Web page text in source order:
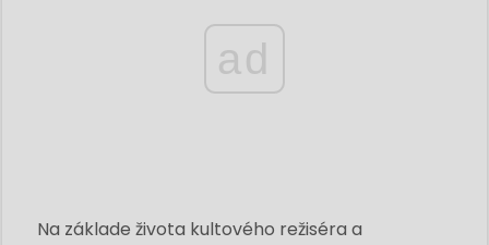
ad
Na základe života kultového režiséra a